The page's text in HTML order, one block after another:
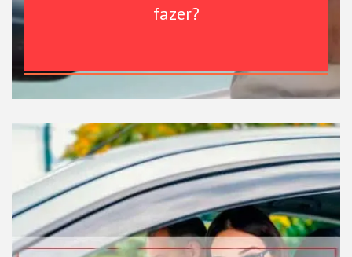
fazer?